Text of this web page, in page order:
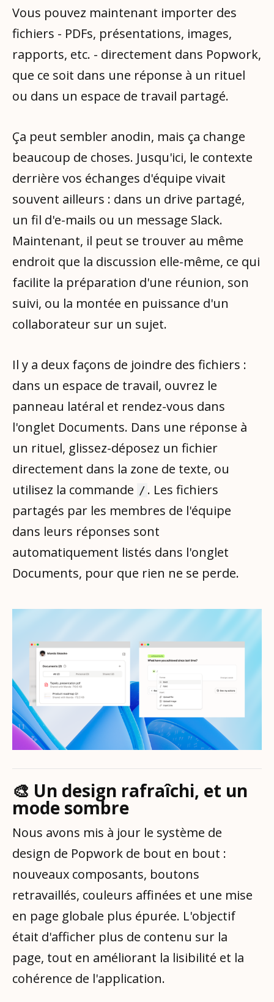
Vous pouvez maintenant importer des
fichiers - PDFs, présentations, images,
rapports, etc. - directement dans Popwork,
que ce soit dans une réponse à un rituel
ou dans un espace de travail partagé.
Ça peut sembler anodin, mais ça change
beaucoup de choses. Jusqu'ici, le contexte
derrière vos échanges d'équipe vivait
souvent ailleurs : dans un drive partagé,
un fil d'e-mails ou un message Slack.
Maintenant, il peut se trouver au même
endroit que la discussion elle-même, ce qui
facilite la préparation d'une réunion, son
suivi, ou la montée en puissance d'un
collaborateur sur un sujet.
Il y a deux façons de joindre des fichiers :
dans un espace de travail, ouvrez le
panneau latéral et rendez-vous dans
l'onglet Documents. Dans une réponse à
un rituel, glissez-déposez un fichier
directement dans la zone de texte, ou
utilisez la commande / . Les fichiers
partagés par les membres de l'équipe
dans leurs réponses sont
automatiquement listés dans l'onglet
Documents, pour que rien ne se perde.
🎨 Un design rafraîchi, et un
mode sombre
Nous avons mis à jour le système de
design de Popwork de bout en bout :
nouveaux composants, boutons
retravaillés, couleurs affinées et une mise
en page globale plus épurée. L'objectif
était d'afficher plus de contenu sur la
page, tout en améliorant la lisibilité et la
cohérence de l'application.